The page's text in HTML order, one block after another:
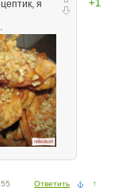
+1
я
.
Ответить ↑